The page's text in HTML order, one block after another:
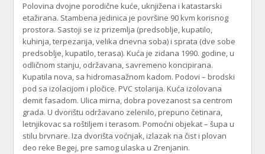
Polovina dvojne porodične kuće, uknjižena i katastarski
etažirana. Stambena jedinica je površine 90 kvm korisnog
prostora. Sastoji se iz prizemlja (predsoblje, kupatilo,
kuhinja, terpezarija, velika dnevna soba) i sprata (dve sobe
predsoblje, kupatilo, terasa). Kuća je zidana 1990. godine, u
odličnom stanju, održavana, savremeno koncipirana.
Kupatila nova, sa hidromasažnom kadom. Podovi – brodski
pod sa izolacijom i pločice. PVC stolarija. Kuća izolovana
demit fasadom. Ulica mirna, dobra povezanost sa centrom
grada. U dvorištu održavano zelenilo, prepuno četinara,
letnjikovac sa roštiljem i terasom. Pomoćni objekat – šupa u
stilu brvnare. Iza dvorišta voćnjak, izlazak na čist i plovan
deo reke Begej, pre samog ulaska u Zrenjanin.